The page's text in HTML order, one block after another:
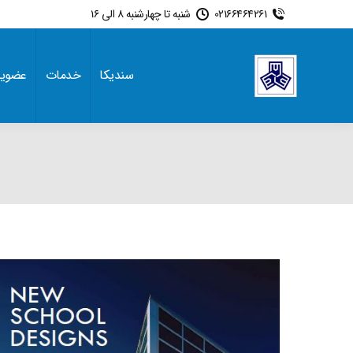
02166464261 شنبه تا چهارشنبه 8 الی 16
سندیکا خدمات